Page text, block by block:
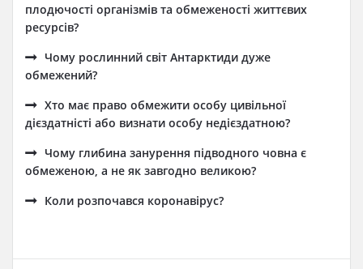
плодючості організмів та обмеженості життєвих
ресурсів?
Чому рослинний світ Антарктиди дуже
обмежений?
Хто має право обмежити особу цивільної
дієздатністі або визнати особу недієздатною?
Чому глибина занурення підводного човна є
обмеженою, а не як завгодно великою?
Коли розпочався коронавірус?